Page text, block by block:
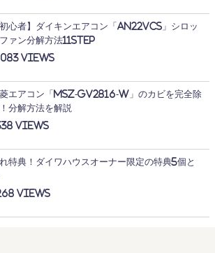
初心者】ダイキンエアコン「AN22VCS」シロッ
ァン分解方法11STEP
エアコン「MSZ-GV2816-W」のカビを完全除
分解方法を解説
特典！ダイワハウスオーナー限定の特典5個と